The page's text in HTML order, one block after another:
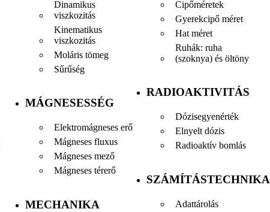
Dinamikus
viszkozitás
Kinematikus
viszkozitás
Moláris tömeg
Sűrűség
MÁGNESESSÉG
Elektromágneses erő
Mágneses fluxus
Mágneses mező
Mágneses térerő
MECHANIKA
Cipőméretek
Gyerekcipő méret
Hat méret
Ruhák: ruha
(szoknya) és öltöny
RADIOAKTIVITÁS
Dózisegyenérték
Elnyelt dózis
Radioaktív bomlás
SZÁMÍTÁSTECHNIKA
Adattárolás